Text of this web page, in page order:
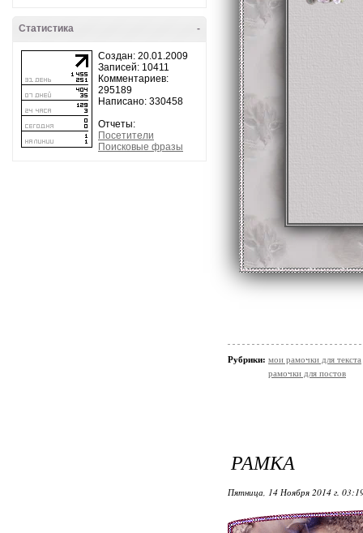
-
Статистика
Создан: 20.01.2009
Записей: 10411
Комментариев:
295189
Написано: 330458
Отчеты:
Посетители
Поисковые фразы
Рубрики: мои рамочки для текста
рамочки для постов
РАМКА
Пятница, 14 Ноября 2014 г.